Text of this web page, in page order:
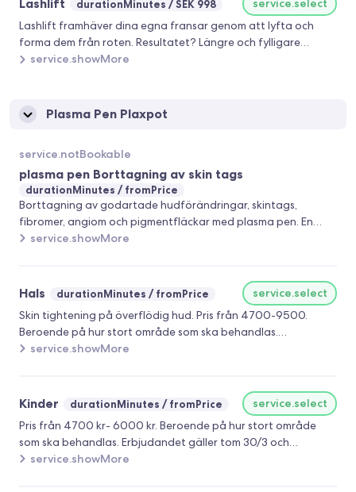
Lashlift durationMinutes SEK 998
service.select
Lashlift framhäver dina egna fransar genom att lyfta och
forma dem från roten. Resultatet? Längre och fylligare
fransar som ger en öppnare och mer alert look. Inkluderat i
service.showMore
Plasma Pen Plaxpot
plasma pen Borttagning av skin tags
durationMinutes fromPrice
service.notBookable
Borttagning av godartade hudförändringar, skintags,
fibromer, angiom och pigmentfläckar med plasma pen. En
bedövningssalva läggs på innan behandlingen. 1-3 st 1150 kr.
service.showMore
Hals durationMinutes fromPrice
service.select
Skin tightening på överflödig hud. Pris från 4700-9500.
Beroende på hur stort område som ska behandlas.
Erbjudandet gäller tom 30/3 och rabatten dras av på
service.showMore
Kinder durationMinutes fromPrice
service.select
Pris från 4700 kr- 6000 kr. Beroende på hur stort område
som ska behandlas. Erbjudandet gäller tom 30/3 och
rabatten dras av på ordinarie pris.
service.showMore